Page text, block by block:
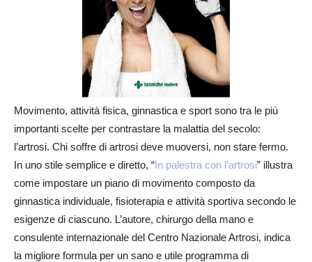
Movimento, attività fisica, ginnastica e sport sono tra le più
importanti scelte per contrastare la malattia del secolo:
l’artrosi. Chi soffre di artrosi deve muoversi, non stare fermo.
In uno stile semplice e diretto, “In palestra con l’artrosi” illustra
come impostare un piano di movimento composto da
ginnastica individuale, fisioterapia e attività sportiva secondo le
esigenze di ciascuno. L’autore, chirurgo della mano e
consulente internazionale del Centro Nazionale Artrosi, indica
la migliore formula per un sano e utile programma di